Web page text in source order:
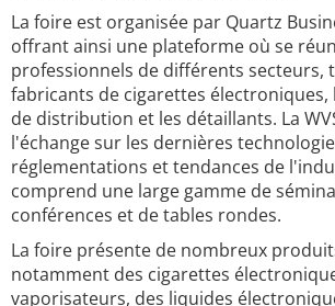
La foire est organisée par Quartz
offrant ainsi une plateforme où se
professionnels de différents secteurs,
fabricants de cigarettes électroniques,
de distribution et les détaillants. La
l'échange sur les dernières
réglementations et tendances de
comprend une large gamme de
conférences et de tables rondes.
La foire présente de nombreux
notamment des cigarettes
vaporisateurs, des liquides